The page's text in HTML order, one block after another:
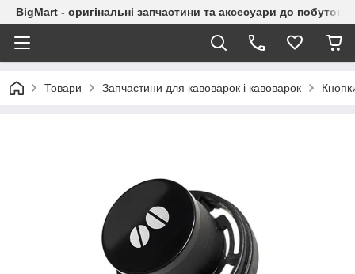
BigMart - оригінальні запчастини та аксесуари до побутової
Товари Запчастини для кавоварок і кавоварок